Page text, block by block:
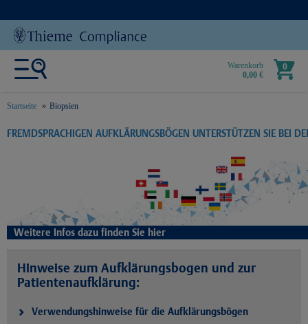
Warenkorb
0,00 €
0
Startseite Biopsien
text.skipToContent
text.skipToNavigation
FREMDSPRACHIGEN AUFKLÄRUNGSBÖGEN UNTERSTÜTZEN SIE BEI
Weitere Infos dazu finden Sie hier
Hinweise zum Aufklärungsbogen und zur
Patientenaufklärung:
Verwendungshinweise für die Aufklärungsbögen